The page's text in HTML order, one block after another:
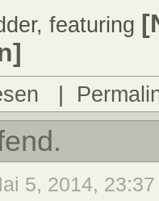
featuring
|
5, 2014, 23:37